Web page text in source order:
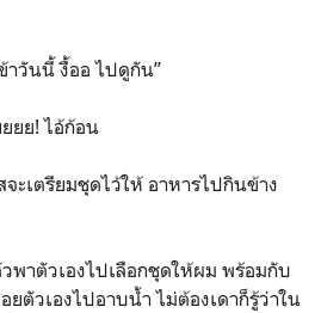
วันนี้ งื้ออ ไปดูกัน”
ยย! ไอ้ก้อน
ะเตรียมชุดไว้ให้ อาหารไปกินข้าง
พาตัวเองไปเลือกชุดให้ผม พร้อมกับ
ยตัวเองไปอาบน้ำ ไม่ต้องเดาก็รู้ว่าใน